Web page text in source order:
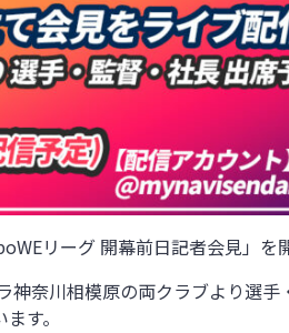
リーグ 開幕前日記者会見」を
奈川相模原の両クラブより選
す。